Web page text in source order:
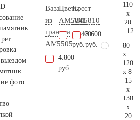
выездом
фото
Ваза
из
гранита
AM5505
4.800
руб.
Цветы
AM5841
18.400
руб.
Крест
AM5810
8.600
руб.
110
x
20
80
x
120
x 8
15
x
130
x
20